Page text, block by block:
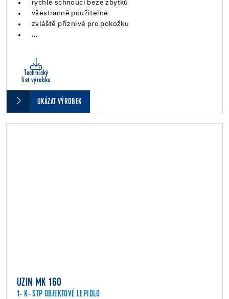
rychle schnoucí beze zbytků
všestranně použitelné
zvláště příznivé pro pokožku
…
Technický
list výrobku
UKÁZAT VÝROBEK
UZIN MK 160
1- K- STP OBJEKTOVÉ LEPIDLO